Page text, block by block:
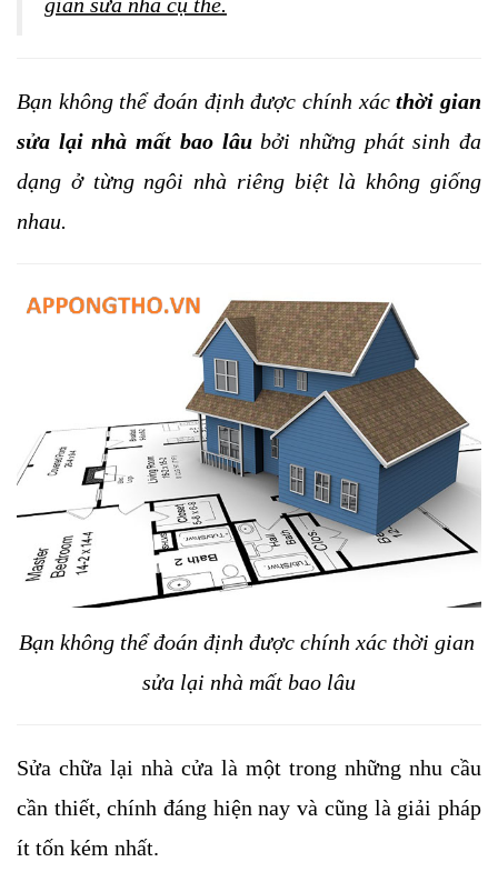
Bạn không thể đoán định được chính xác thời gian
sửa lại nhà mất bao lâu bởi những phát sinh đa
dạng ở từng ngôi nhà riêng biệt là không giống
nhau.
Bạn không thể đoán định được chính xác thời gian
sửa lại nhà mất bao lâu
Sửa chữa lại nhà cửa là một trong những nhu cầu
cần thiết, chính đáng hiện nay và cũng là giải pháp
ít tốn kém nhất.